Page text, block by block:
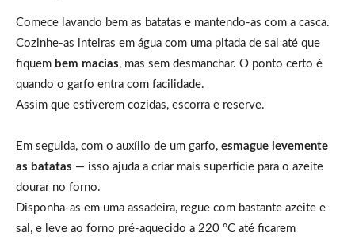
Comece lavando bem as batatas e mantendo-as com a casca.
Cozinhe-as inteiras em água com uma pitada de sal até que
fiquem bem macias, mas sem desmanchar. O ponto certo é
quando o garfo entra com facilidade.
Assim que estiverem cozidas, escorra e reserve.
Em seguida, com o auxílio de um garfo, esmague levemente
as batatas — isso ajuda a criar mais superfície para o azeite
dourar no forno.
Disponha-as em uma assadeira, regue com bastante azeite e
sal, e leve ao forno pré-aquecido a 220 °C até ficarem